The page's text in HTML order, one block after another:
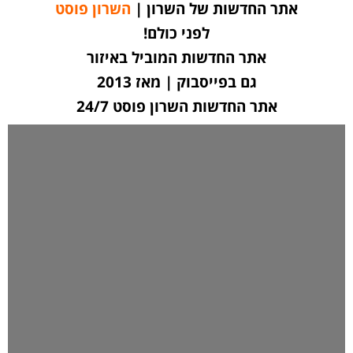
אתר החדשות של השרון | השרון פוסט
לפני כולם!
אתר החדשות המוביל באיזור
גם בפייסבוק | מאז 2013
אתר החדשות השרון פוסט 24/7
לחצו כאן ליצירת קשר